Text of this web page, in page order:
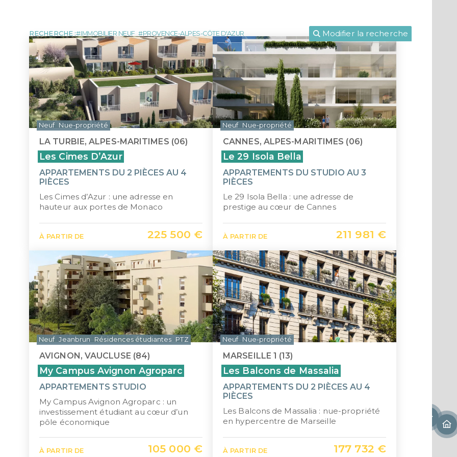
MONUMENTS HISTORIQUES
LMP/LMNP CIIC (CORSE)
ÎLE MAURICE LMP/LMNP
Nue-propriété
LLI
CIIC (Corse)
Maurice (non-résident)
PTZ
TVA réduite
RECHERCHE : IMMOBILIER NEUF PROVENCE-ALPES-CÔTE D'AZUR Modifier la recherche
LA TURBIE, ALPES-MARITIMES (06)
Les Cimes D’Azur
APPARTEMENTS DU 2 PIÈCES AU 4
PIÈCES
Les Cimes d’Azur : une adresse en
hauteur aux portes de Monaco
À PARTIR DE 225 500 €
Neuf Nue-propriété
CANNES, ALPES-MARITIMES (06)
Le 29 Isola Bella
APPARTEMENTS DU STUDIO AU 3
PIÈCES
Le 29 Isola Bella : une adresse de
prestige au cœur de Cannes
À PARTIR DE 211 981 €
Neuf Nue-propriété
AVIGNON, VAUCLUSE (84)
My Campus Avignon Agroparc
APPARTEMENTS STUDIO
My Campus Avignon Agroparc : un
investissement étudiant au cœur d’un
pôle économique
À PARTIR DE 105 000 €
Neuf Jeanbrun Résidences étudiantes PTZ
MARSEILLE 1 (13)
Les Balcons de Massalia
APPARTEMENTS DU 2 PIÈCES AU 4
PIÈCES
Les Balcons de Massalia : nue-propriété
en hypercentre de Marseille
À PARTIR DE 177 732 €
Neuf Nue-propriété